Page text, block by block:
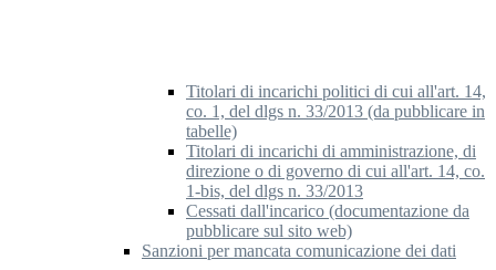
Titolari di incarichi politici di cui all'art. 14,
co. 1, del dlgs n. 33/2013 (da pubblicare in
tabelle)
Titolari di incarichi di amministrazione, di
direzione o di governo di cui all'art. 14, co.
1-bis, del dlgs n. 33/2013
Cessati dall'incarico (documentazione da
pubblicare sul sito web)
Sanzioni per mancata comunicazione dei dati